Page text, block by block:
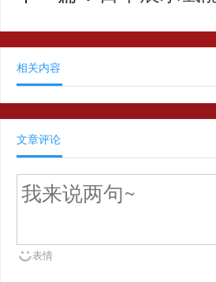
相关内容
文章评论
表情